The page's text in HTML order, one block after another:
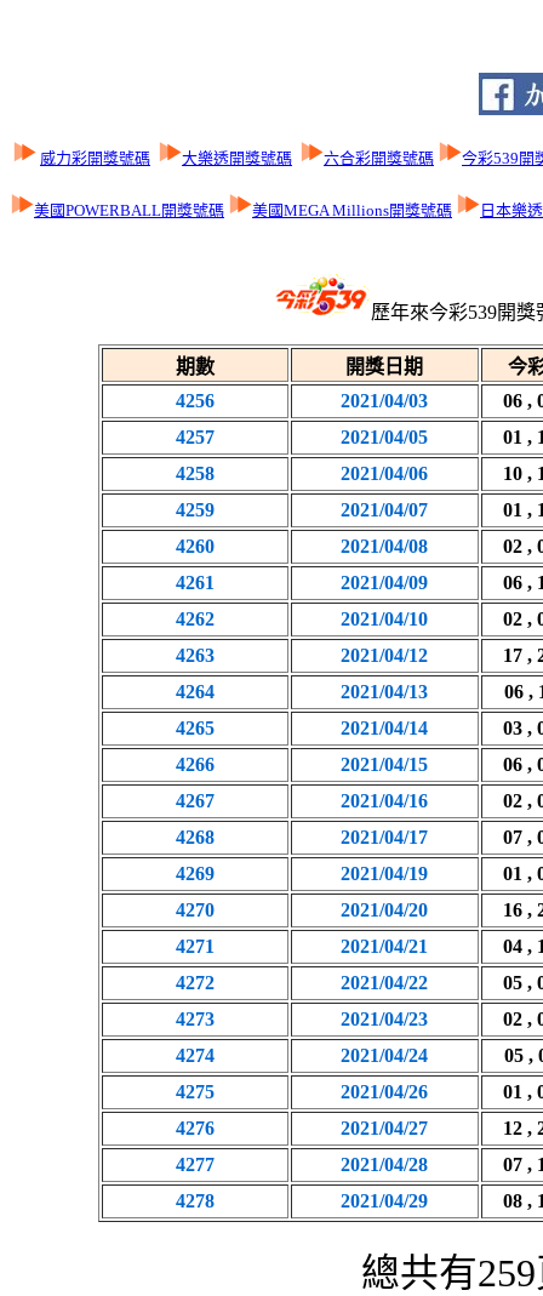
威力彩開獎號碼 大樂透開獎號碼 六合彩開獎號碼 今彩539開
美國POWERBALL開獎號碼 美國MEGA Millions開獎號碼 日本樂
歷年來今彩539開
期數 開獎日期
今
4256
2021/04/03
06 ,
4257
2021/04/05
01 ,
4258
2021/04/06
10 ,
4259
2021/04/07
01 ,
4260
2021/04/08
02 ,
4261
2021/04/09
06 ,
4262
2021/04/10
02 ,
4263
2021/04/12
17 ,
4264
2021/04/13
06 ,
4265
2021/04/14
03 ,
4266
2021/04/15
06 ,
4267
2021/04/16
02 ,
4268
2021/04/17
07 ,
4269
2021/04/19
01 ,
4270
2021/04/20
16 ,
4271
2021/04/21
04 ,
4272
2021/04/22
05 ,
4273
2021/04/23
02 ,
4274
2021/04/24
05 ,
4275
2021/04/26
01 ,
4276
2021/04/27
12 ,
4277
2021/04/28
07 ,
4278
2021/04/29 08 ,
總共有